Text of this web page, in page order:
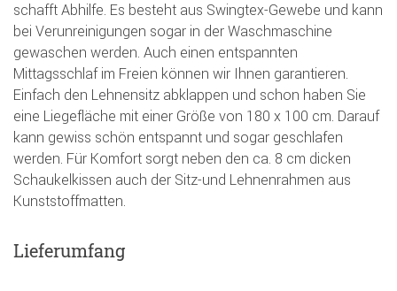
schafft Abhilfe. Es besteht aus Swingtex-Gewebe und kann
bei Verunreinigungen sogar in der Waschmaschine
gewaschen werden. Auch einen entspannten
Mittagsschlaf im Freien können wir Ihnen garantieren.
Einfach den Lehnensitz abklappen und schon haben Sie
eine Liegefläche mit einer Größe von 180 x 100 cm. Darauf
kann gewiss schön entspannt und sogar geschlafen
werden. Für Komfort sorgt neben den ca. 8 cm dicken
Schaukelkissen auch der Sitz-und Lehnenrahmen aus
Kunststoffmatten.
Lieferumfang